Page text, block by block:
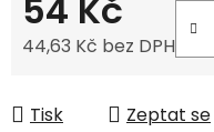
54 Kč
44,63 Kč bez DPH
Tisk Zeptat se